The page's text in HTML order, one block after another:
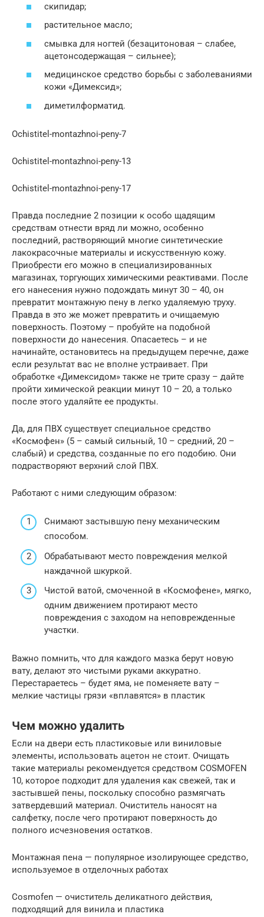
скипидар;
растительное масло;
смывка для ногтей (безацитоновая – слабее,
ацетонсодержащая – сильнее);
медицинское средство борьбы с заболеваниями
кожи «Димексид»;
диметилформатид.
Ochistitel-montazhnoi-peny-7
Ochistitel-montazhnoi-peny-13
Ochistitel-montazhnoi-peny-17
Правда последние 2 позиции к особо щадящим
средствам отнести вряд ли можно, особенно
последний, растворяющий многие синтетические
лакокрасочные материалы и искусственную кожу.
Приобрести его можно в специализированных
магазинах, торгующих химическими реактивами. После
его нанесения нужно подождать минут 30 – 40, он
превратит монтажную пену в легко удаляемую труху.
Правда в это же может превратить и очищаемую
поверхность. Поэтому – пробуйте на подобной
поверхности до нанесения. Опасаетесь – и не
начинайте, остановитесь на предыдущем перечне, даже
если результат вас не вполне устраивает. При
обработке «Димексидом» также не трите сразу – дайте
пройти химической реакции минут 10 – 20, а только
после этого удаляйте ее продукты.
Да, для ПВХ существует специальное средство
«Космофен» (5 – самый сильный, 10 – средний, 20 –
слабый) и средства, созданные по его подобию. Они
подрастворяют верхний слой ПВХ.
Работают с ними следующим образом:
Снимают застывшую пену механическим
способом.
Обрабатывают место повреждения мелкой
наждачной шкуркой.
Чистой ватой, смоченной в «Космофене», мягко,
одним движением протирают место
повреждения с заходом на неповрежденные
участки.
Важно помнить, что для каждого мазка берут новую
вату, делают это чистыми руками аккуратно.
Перестараетесь – будет яма, не поменяете вату –
мелкие частицы грязи «вплавятся» в пластик
Чем можно удалить
Если на двери есть пластиковые или виниловые
элементы, использовать ацетон не стоит. Очищать
такие материалы рекомендуется средством COSMOFEN
10, которое подходит для удаления как свежей, так и
застывшей пены, поскольку способно размягчать
затвердевший материал. Очиститель наносят на
салфетку, после чего протирают поверхность до
полного исчезновения остатков.
Монтажная пена — популярное изолирующее средство,
используемое в отделочных работах
Cosmofen — очиститель деликатного действия,
подходящий для винила и пластика